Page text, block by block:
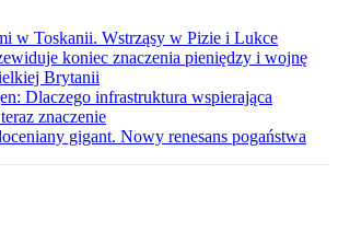
w Toskanii. Wstrząsy w Pizie i Lukce
koniec znaczenia pieniędzy i wojnę
Brytanii
Dlaczego infrastruktura wspierająca
znaczenie
gigant. Nowy renesans pogaństwa